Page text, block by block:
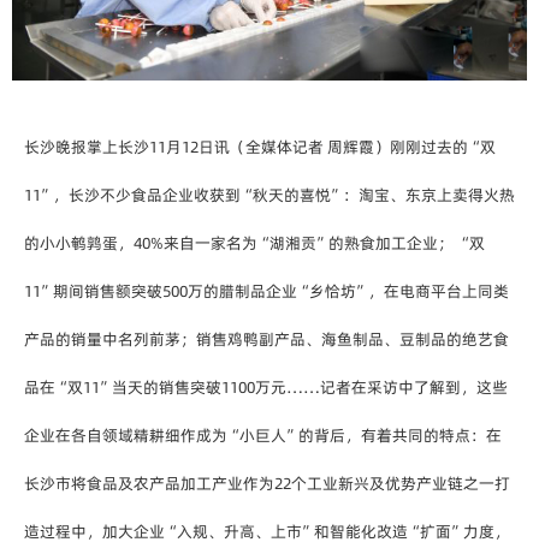
长沙晚报掌上长沙11月12日讯（全媒体记者 周辉霞）刚刚过去的“双
11”，长沙不少食品企业收获到“秋天的喜悦”：淘宝、东京上卖得火热
的小小鹌鹑蛋，40%来自一家名为“湖湘贡”的熟食加工企业； “双
11”期间销售额突破500万的腊制品企业“乡恰坊”，在电商平台上同类
产品的销量中名列前茅；销售鸡鸭副产品、海鱼制品、豆制品的绝艺食
品在“双11”当天的销售突破1100万元……记者在采访中了解到，这些
企业在各自领域精耕细作成为“小巨人”的背后，有着共同的特点：在
长沙市将食品及农产品加工产业作为22个工业新兴及优势产业链之一打
造过程中，加大企业“入规、升高、上市”和智能化改造“扩面”力度，